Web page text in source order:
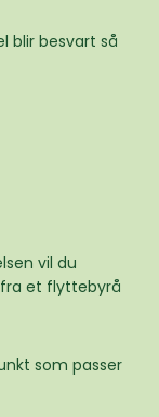
blir besvart så
vil du
et flyttebyrå
som passer